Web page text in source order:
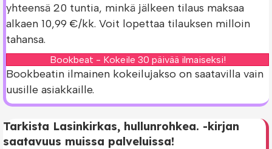
yhteensä 20 tuntia, minkä jälkeen tilaus maksaa
alkaen 10,99 €/kk. Voit lopettaa tilauksen milloin
tahansa.
Bookbeat - Kokeile 30 päivää ilmaiseksi!
Bookbeatin ilmainen kokeilujakso on saatavilla vain
uusille asiakkaille.
Tarkista Lasinkirkas, hullunrohkea. -kirjan
saatavuus muissa palveluissa!